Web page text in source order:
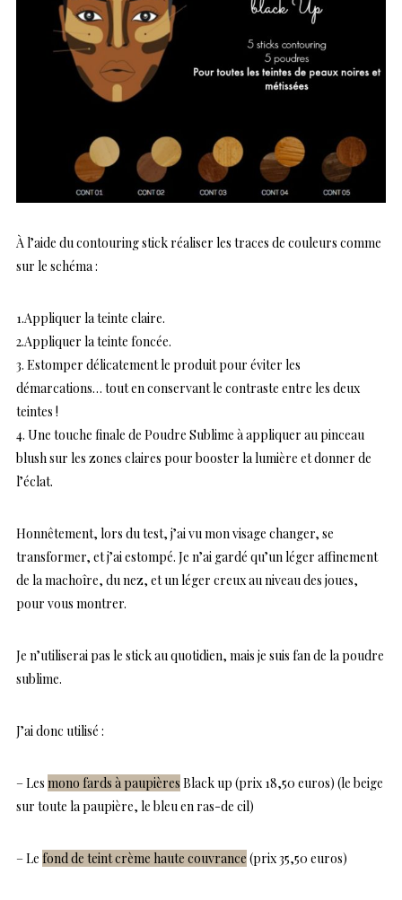
À l’aide du contouring stick réaliser les traces de couleurs comme
sur le schéma :
1.Appliquer la teinte claire.
2.Appliquer la teinte foncée.
3. Estomper délicatement le produit pour éviter les
démarcations… tout en conservant le contraste entre les deux
teintes !
4. Une touche finale de Poudre Sublime à appliquer au pinceau
blush sur les zones claires pour booster la lumière et donner de
l’éclat.
Honnêtement, lors du test, j’ai vu mon visage changer, se
transformer, et j’ai estompé. Je n’ai gardé qu’un léger affinement
de la machoîre, du nez, et un léger creux au niveau des joues,
pour vous montrer.
Je n’utiliserai pas le stick au quotidien, mais je suis fan de la poudre
sublime.
J’ai donc utilisé :
– Les mono fards à paupières Black up (prix 18,50 euros) (le beige
sur toute la paupière, le bleu en ras-de cil)
– Le fond de teint crème haute couvrance (prix 35,50 euros)